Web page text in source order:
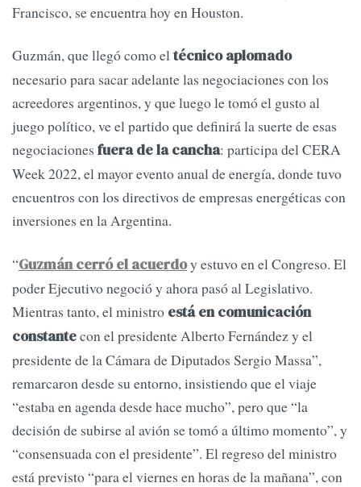
Francisco, se encuentra hoy en Houston.
Guzmán, que llegó como eltécnico aplomado
necesario para sacar adelante las negociaciones con los
acreedores argentinos, y que luego le tomó el gusto al
juego político, ve el partido que definirá la suerte de esas
negociaciones fuera de la cancha: participa del CERA
Week 2022, el mayor evento anual de energía, donde tuvo
encuentros con los directivos de empresas energéticas con
inversiones en la Argentina.
“Guzmán cerró el acuerdoy estuvo en el Congreso. El
poder Ejecutivo negoció y ahora pasó al Legislativo.
Mientras tanto, el ministro está en comunicación
constantecon el presidente Alberto Fernández y el
presidente de la Cámara de Diputados Sergio Massa”,
remarcaron desde su entorno, insistiendo que el viaje
“estaba en agenda desde hace mucho”, pero que “la
decisión de subirse al avión se tomó a último momento”, y
“consensuada con el presidente”. El regreso del ministro
está previsto “para el viernes en horas de la mañana”, con